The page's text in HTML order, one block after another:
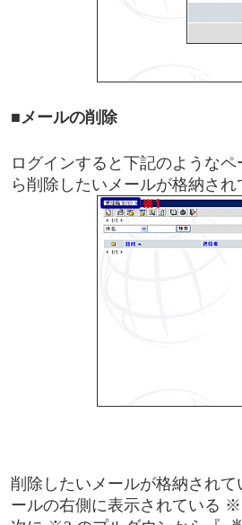
■メールの削除
ログインすると下記のような
ら削除したいメールが格納さ
削除したいメールが格納され
ールの右側に表示されている